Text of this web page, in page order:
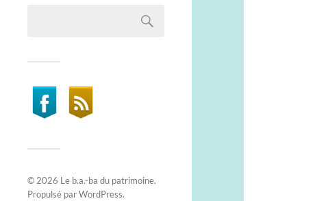
© 2026 Le b.a.-ba du patrimoine.
Propulsé parWordPress.